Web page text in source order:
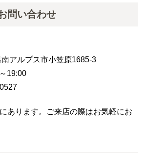
問い合わせ
アルプス市小笠原1685-3
19:00
あります。ご来店の際はお気軽にお